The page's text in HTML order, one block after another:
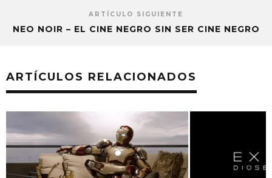
ARTÍCULO SIGUIENTE
NEO NOIR – EL CINE NEGRO SIN SER CINE NEGRO
ARTÍCULOS RELACIONADOS